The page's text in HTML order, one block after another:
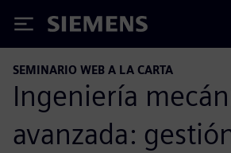
Siemens
SEMINARIO WEB A LA CARTA
Ingeniería
avanzada: